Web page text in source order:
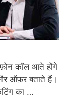
कॉल आते होंगे
ऑफ़र बताते हैं।
का …